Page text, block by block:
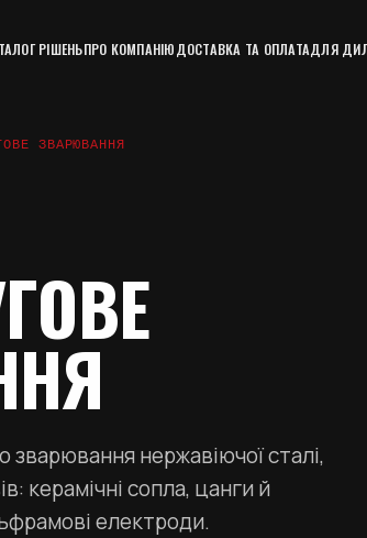
РІШЕНЬПРО КОМПАНІЮДОСТАВКА ТА ОПЛАТАДЛЯ
ЗВАРЮВАННЯ
зварювання нержавіючої сталі,
керамічні сопла, цанги й
електроди.